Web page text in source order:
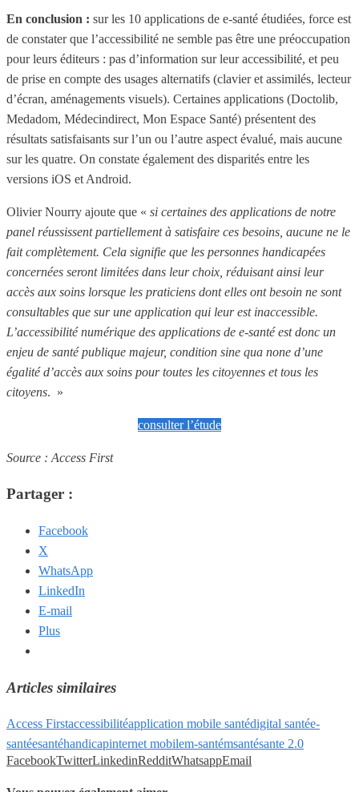
En conclusion : sur les 10 applications de e-santé étudiées, force est
de constater que l’accessibilité ne semble pas être une préoccupation
pour leurs éditeurs : pas d’information sur leur accessibilité, et peu
de prise en compte des usages alternatifs (clavier et assimilés, lecteur
d’écran, aménagements visuels). Certaines applications (Doctolib,
Medadom, Médecindirect, Mon Espace Santé) présentent des
résultats satisfaisants sur l’un ou l’autre aspect évalué, mais aucune
sur les quatre. On constate également des disparités entre les
versions iOS et Android.
Olivier Nourry ajoute que « si certaines des applications de notre
panel réussissent partiellement à satisfaire ces besoins, aucune ne le
fait complètement. Cela signifie que les personnes handicapées
concernées seront limitées dans leur choix, réduisant ainsi leur
accès aux soins lorsque les praticiens dont elles ont besoin ne sont
consultables que sur une application qui leur est inaccessible.
L’accessibilité numérique des applications de e-santé est donc un
enjeu de santé publique majeur, condition sine qua none d’une
égalité d’accès aux soins pour toutes les citoyennes et tous les
citoyens. »
consulter l’étude
Source : Access First
Partager :
Facebook
X
WhatsApp
LinkedIn
E-mail
Plus
Articles similaires
Access Firstaccessibilitéapplication mobile santédigital santée-
santéesantéhandicapinternet mobilem-santémsantésante 2.0
FacebookTwitterLinkedinRedditWhatsappEmail